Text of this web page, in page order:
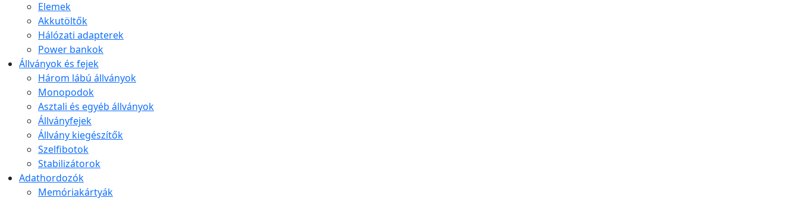
Elemek
Akkutöltők
Hálózati adapterek
Power bankok
Állványok és fejek
Három lábú állványok
Monopodok
Asztali és egyéb állványok
Állványfejek
Állvány kiegészítők
Szelfibotok
Stabilizátorok
Adathordozók
Memóriakártyák